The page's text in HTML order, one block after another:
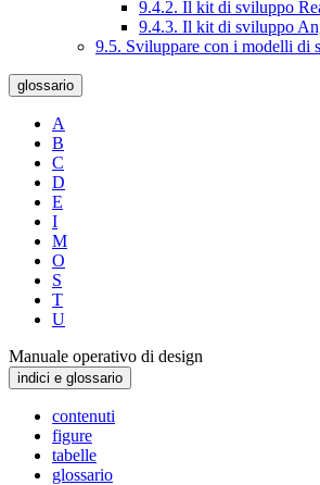
9.4.2. Il kit di sviluppo
9.4.3. Il kit di sviluppo
9.5. Sviluppare con i modelli di
glossario
A
B
C
D
E
I
M
O
S
T
U
Manuale operativo di design
indici e glossario
contenuti
figure
tabelle
glossario